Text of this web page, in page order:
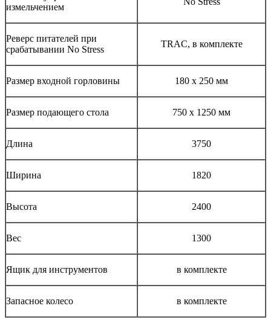
измельчением
Реверс питателей при
срабатывании No Stress
TRAC, в комплекте
Размер входной горловины 180 х 250 мм
Размер подающего стола 750 х 1250 мм
Длина 3750
Ширина 1820
Высота 2400
Вес 1300
Ящик для инструментов в комплекте
Запасное колесо в комплекте